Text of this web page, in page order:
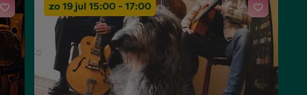
zo 19 jul 15:00 - 17:00